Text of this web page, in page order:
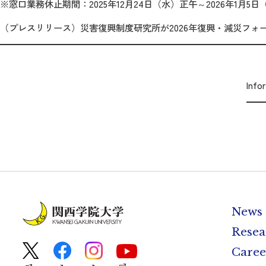
※窓口業務休止期間： 2025年12月24日（水）正午～2026年1月5日
（プレスリリース）災害復興制度研究所が2026年復興・減災フォ
News